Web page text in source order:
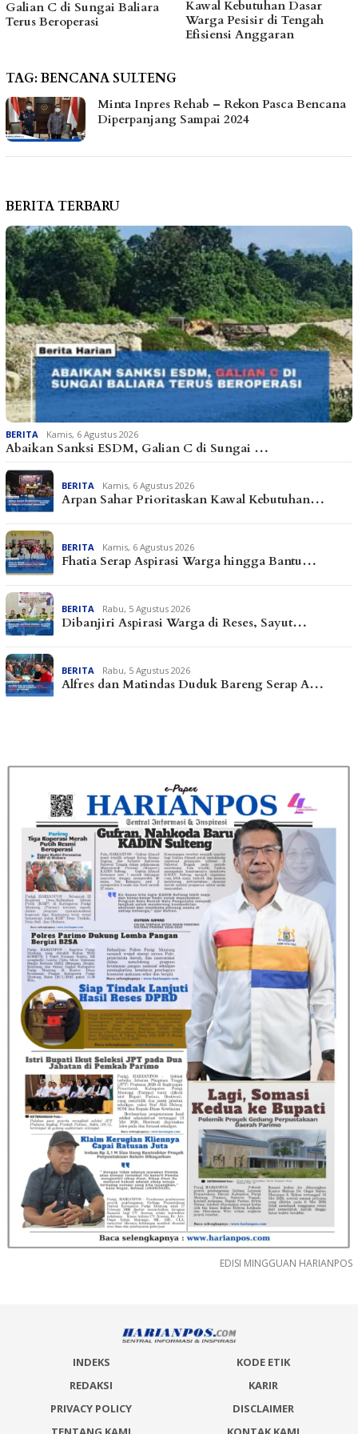
Kawal Kebutuhan Dasar
Warga Pesisir di Tengah
hingga Bantu Fasilitas
Tempat Ibadah Pakai Dana
Pribadi
TAG:BENCANA SULTENG
Minta Inpres Rehab – Rekon Pasca Bencana
Diperpanjang Sampai 2024
BERITA TERBARU
BERITA Kamis, 6 Agustus 2026
Abaikan Sanksi ESDM, Galian C di Sungai …
BERITA Kamis, 6 Agustus 2026
Arpan Sahar Prioritaskan Kawal Kebutuhan…
BERITA Kamis, 6 Agustus 2026
Fhatia Serap Aspirasi Warga hingga Bantu…
BERITA Rabu, 5 Agustus 2026
Dibanjiri Aspirasi Warga di Reses, Sayut…
BERITA Rabu, 5 Agustus 2026
Alfres dan Matindas Duduk Bareng Serap A…
EDISI MINGGUAN HARIANPOS
INDEKS
KODE ETIK
REDAKSI
KARIR
PRIVACY POLICY
DISCLAIMER